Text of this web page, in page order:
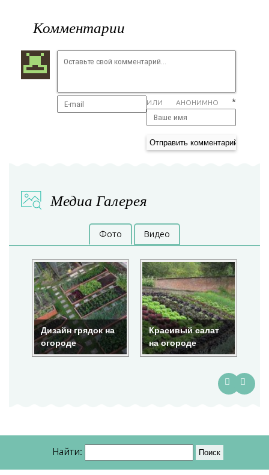
Комментарии
ИЛИ АНОНИМНО *
Медиа Галерея
Фото Видео
Дизайн грядок на
огороде
Красивый салат
на огороде
Найти: